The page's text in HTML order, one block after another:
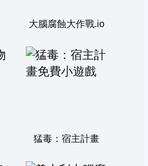
大腦腐蝕大作戰.io
猛毒：宿主計畫